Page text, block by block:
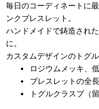
毎日のコーディネートに
ンクブレスレット。
ハンドメイドで鋳造され
に。
カスタムデザインのトグ
ロジウムメッキ、
ブレスレットの全
トグルクラスプ（留